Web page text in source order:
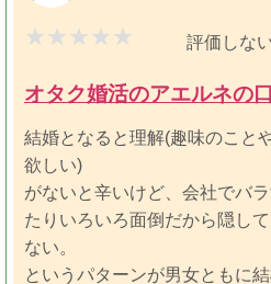
評価しな
オタク婚活のアエルネの
結婚となると理解(趣味のこと
欲しい)
がないと辛いけど、会社でバ
たりいろいろ面倒だから隠し
ない。
というパターンが男女ともに